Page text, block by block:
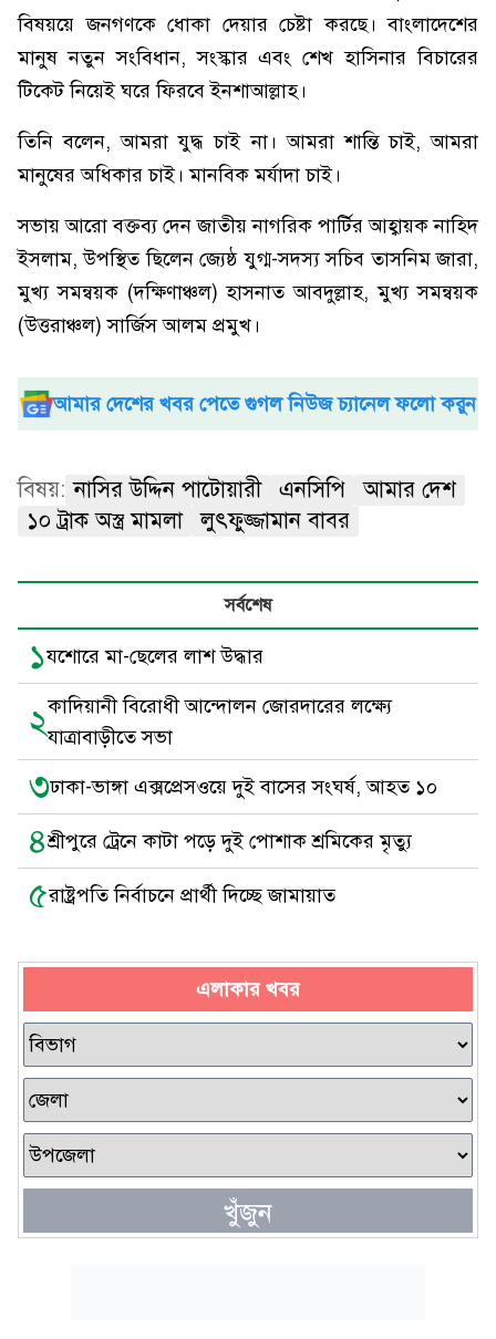
বিষয়য়ে জনগণকে ধোকা দেয়ার চেষ্টা করছে। বাংলাদেশের
মানুষ নতুন সংবিধান, সংস্কার এবং শেখ হাসিনার বিচারের
টিকেট নিয়েই ঘরে ফিরবে ইনশাআল্লাহ।
তিনি বলেন, আমরা যুদ্ধ চাই না। আমরা শান্তি চাই, আমরা
মানুষের অধিকার চাই। মানবিক মর্যাদা চাই।
সভায় আরো বক্তব্য দেন জাতীয় নাগরিক পার্টির আহ্বায়ক নাহিদ
ইসলাম, উপস্থিত ছিলেন জ্যেষ্ঠ যুগ্ম-সদস্য সচিব তাসনিম জারা,
মুখ্য সমন্বয়ক (দক্ষিণাঞ্চল) হাসনাত আবদুল্লাহ, মুখ্য সমন্বয়ক
(উত্তরাঞ্চল) সার্জিস আলম প্রমুখ।
আমার দেশের খবর পেতে গুগল নিউজ চ্যানেল ফলো করুন
বিষয়: নাসির উদ্দিন পাটোয়ারী এনসিপি
আমার দেশ
১০ ট্রাক অস্ত্র মামলা
লুৎফুজ্জামান বাবর
সর্বশেষ
১যশোরে মা-ছেলের লাশ উদ্ধার
২কাদিয়ানী বিরোধী আন্দোলন জোরদারের লক্ষ্যে
যাত্রাবাড়ীতে সভা
৩ঢাকা-ভাঙ্গা এক্সপ্রেসওয়ে দুই বাসের সংঘর্ষ, আহত ১০
৪শ্রীপুরে ট্রেনে কাটা পড়ে দুই পোশাক শ্রমিকের মৃত্যু
৫রাষ্ট্রপতি নির্বাচনে প্রার্থী দিচ্ছে জামায়াত
এলাকার খবর
খুঁজুন